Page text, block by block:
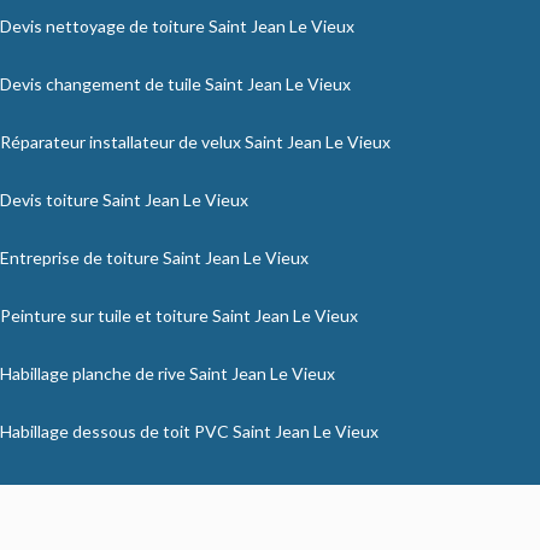
Devis nettoyage de toiture Saint Jean Le Vieux
Devis changement de tuile Saint Jean Le Vieux
Réparateur installateur de velux Saint Jean Le Vieux
Devis toiture Saint Jean Le Vieux
Entreprise de toiture Saint Jean Le Vieux
Peinture sur tuile et toiture Saint Jean Le Vieux
Habillage planche de rive Saint Jean Le Vieux
Habillage dessous de toit PVC Saint Jean Le Vieux